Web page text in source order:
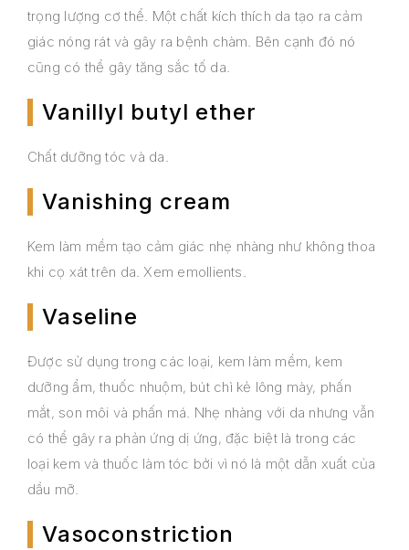
trọng lượng cơ thể. Một chất kích thích da tạo ra cảm
giác nóng rát và gây ra bệnh chàm. Bên cạnh đó nó
cũng có thể gây tăng sắc tố da.
Vanillyl butyl ether
Chất dưỡng tóc và da.
Vanishing cream
Kem làm mềm tạo cảm giác nhẹ nhàng như không thoa
khi cọ xát trên da. Xem emollients.
Vaseline
Được sử dụng trong các loại, kem làm mềm, kem
dưỡng ẩm, thuốc nhuộm, bút chì kẻ lông mày, phấn
mắt, son môi và phấn má. Nhẹ nhàng với da nhưng vẫn
có thể gây ra phản ứng dị ứng, đặc biệt là trong các
loại kem và thuốc làm tóc bởi vì nó là một dẫn xuất của
dầu mỡ.
Vasoconstriction